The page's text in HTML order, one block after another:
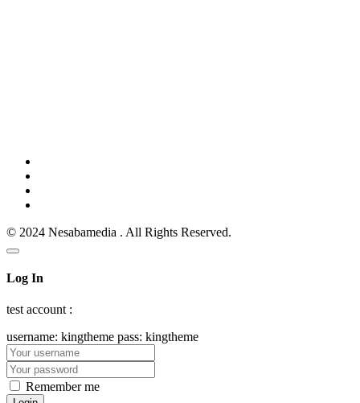
© 2024 Nesabamedia . All Rights Reserved.
Log In
test account :
username: kingtheme pass: kingtheme
Remember me